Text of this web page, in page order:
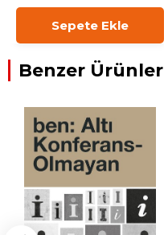
Sepete Ekle
Benzer Ürünler